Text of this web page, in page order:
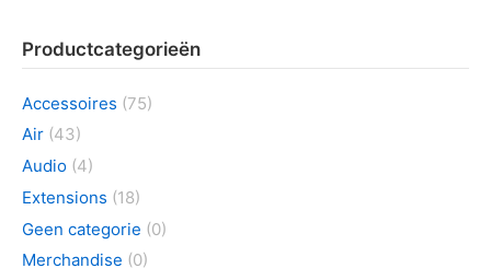
Productcategorieën
Accessoires (75)
Air (43)
Audio (4)
Extensions (18)
Geen categorie (0)
Merchandise (0)